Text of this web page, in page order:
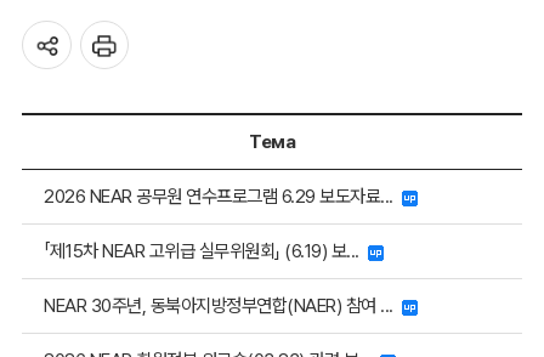
Тема
2026 NEAR 공무원 연수프로그램 6.29 보도자료...
「제15차 NEAR 고위급 실무위원회」 (6.19) 보...
NEAR 30주년, 동북아지방정부연합(NAER) 참여 ...